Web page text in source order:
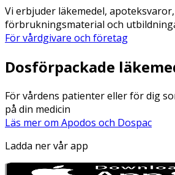
Vi erbjuder läkemedel, apoteksvaror,
förbrukningsmaterial och
För vårdgivare och företag
Dosförpackade
För vårdens patienter eller för dig
på din medicin
Läs mer om Apodos och Dospac
Ladda ner vår app